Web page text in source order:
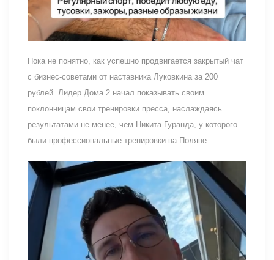
Пока не понятно, как успешно продвигается закрытый чат
с бизнес-советами от наставника Луковкина за 200
рублей. Лидер Дома 2 начал показывать своим
поклонницам свои тренировки пресса, наслаждаясь
результатами не менее, чем Никита Гуранда, у которого
были профессиональные тренировки на Поляне.